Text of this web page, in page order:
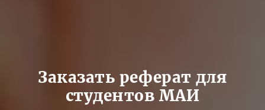
Заказать реферат для
студентов МАИ